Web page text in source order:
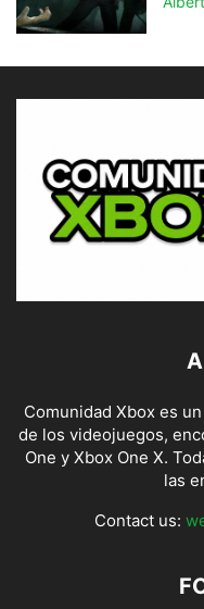
Comunidad Xbox es
de los videojuegos,
One y Xbox One X.
las
Contact us: